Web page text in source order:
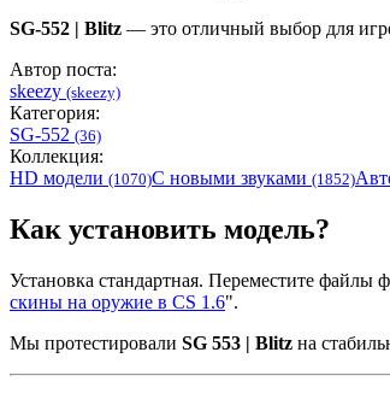
SG-552 | Blitz — это отличный выбор для
Автор поста:
skeezy (skeezy)
Категория:
SG-552 (36)
Коллекция:
HD модели (1070)С новыми звуками (1852)
Как установить модель?
Установка стандартная. Переместите файлы
скины на оружие в CS 1.6".
Мы протестировали SG 553 | Blitz на